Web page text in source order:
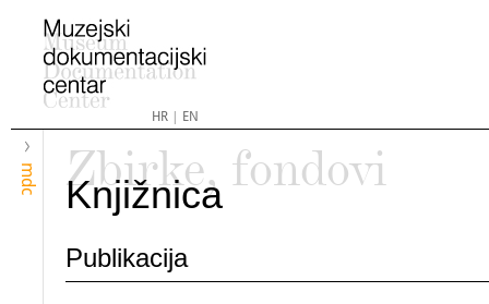
HR| EN
mdc
Zbirke, fondovi
Knjižnica
Publikacija